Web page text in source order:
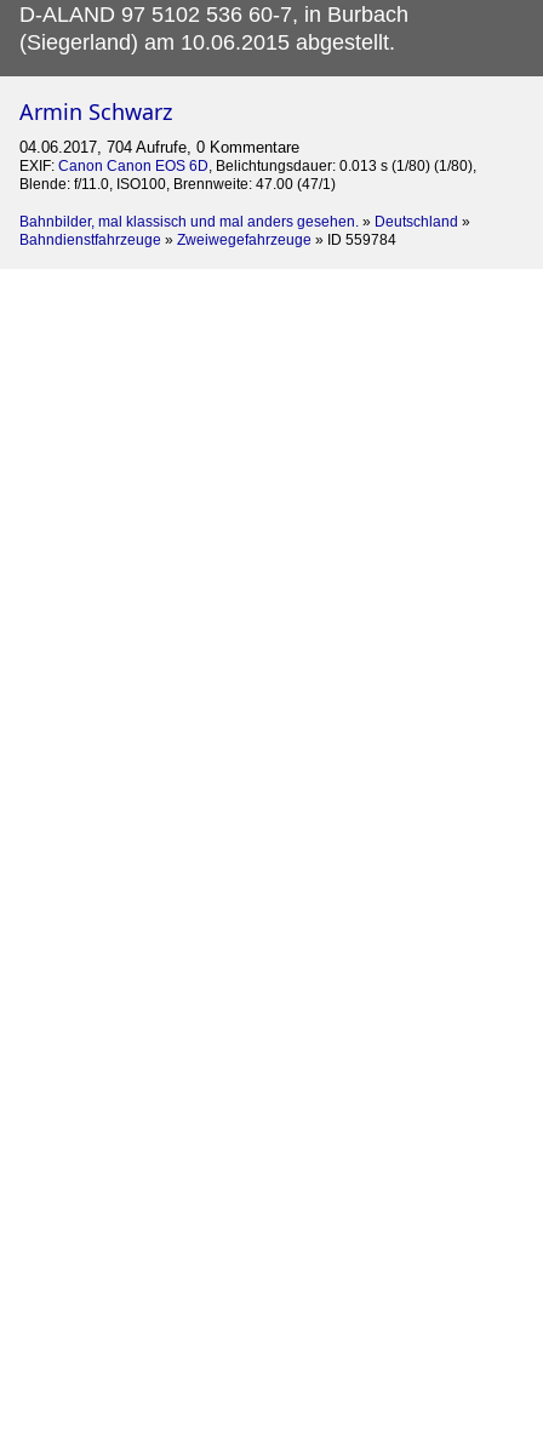
D-ALAND 97 5102 536 60-7, in Burbach
(Siegerland) am 10.06.2015 abgestellt.
Armin Schwarz
04.06.2017, 704 Aufrufe, 0 Kommentare
EXIF: Canon Canon EOS 6D, Belichtungsdauer: 0.013 s (1/80) (1/80),
Blende: f/11.0, ISO100, Brennweite: 47.00 (47/1)
Bahnbilder, mal klassisch und mal anders gesehen. » Deutschland »
Bahndienstfahrzeuge » Zweiwegefahrzeuge » ID 559784